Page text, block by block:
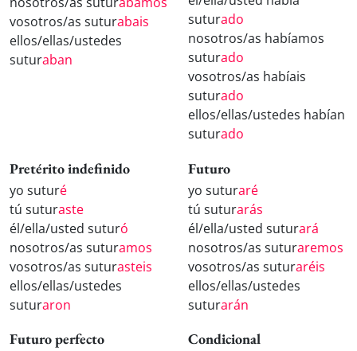
vosotros/as suturabais
ellos/ellas/ustedes
suturaban
suturado
nosotros/as habíamos
suturado
vosotros/as habíais
suturado
ellos/ellas/ustedes habían
suturado
Pretérito indefinido
yo suturé
tú suturaste
él/ella/usted suturó
nosotros/as suturamos
vosotros/as suturasteis
ellos/ellas/ustedes
suturaron
Futuro
yo suturaré
tú suturarás
él/ella/usted suturará
nosotros/as suturaremos
vosotros/as suturaréis
ellos/ellas/ustedes
suturarán
Futuro perfecto Condicional